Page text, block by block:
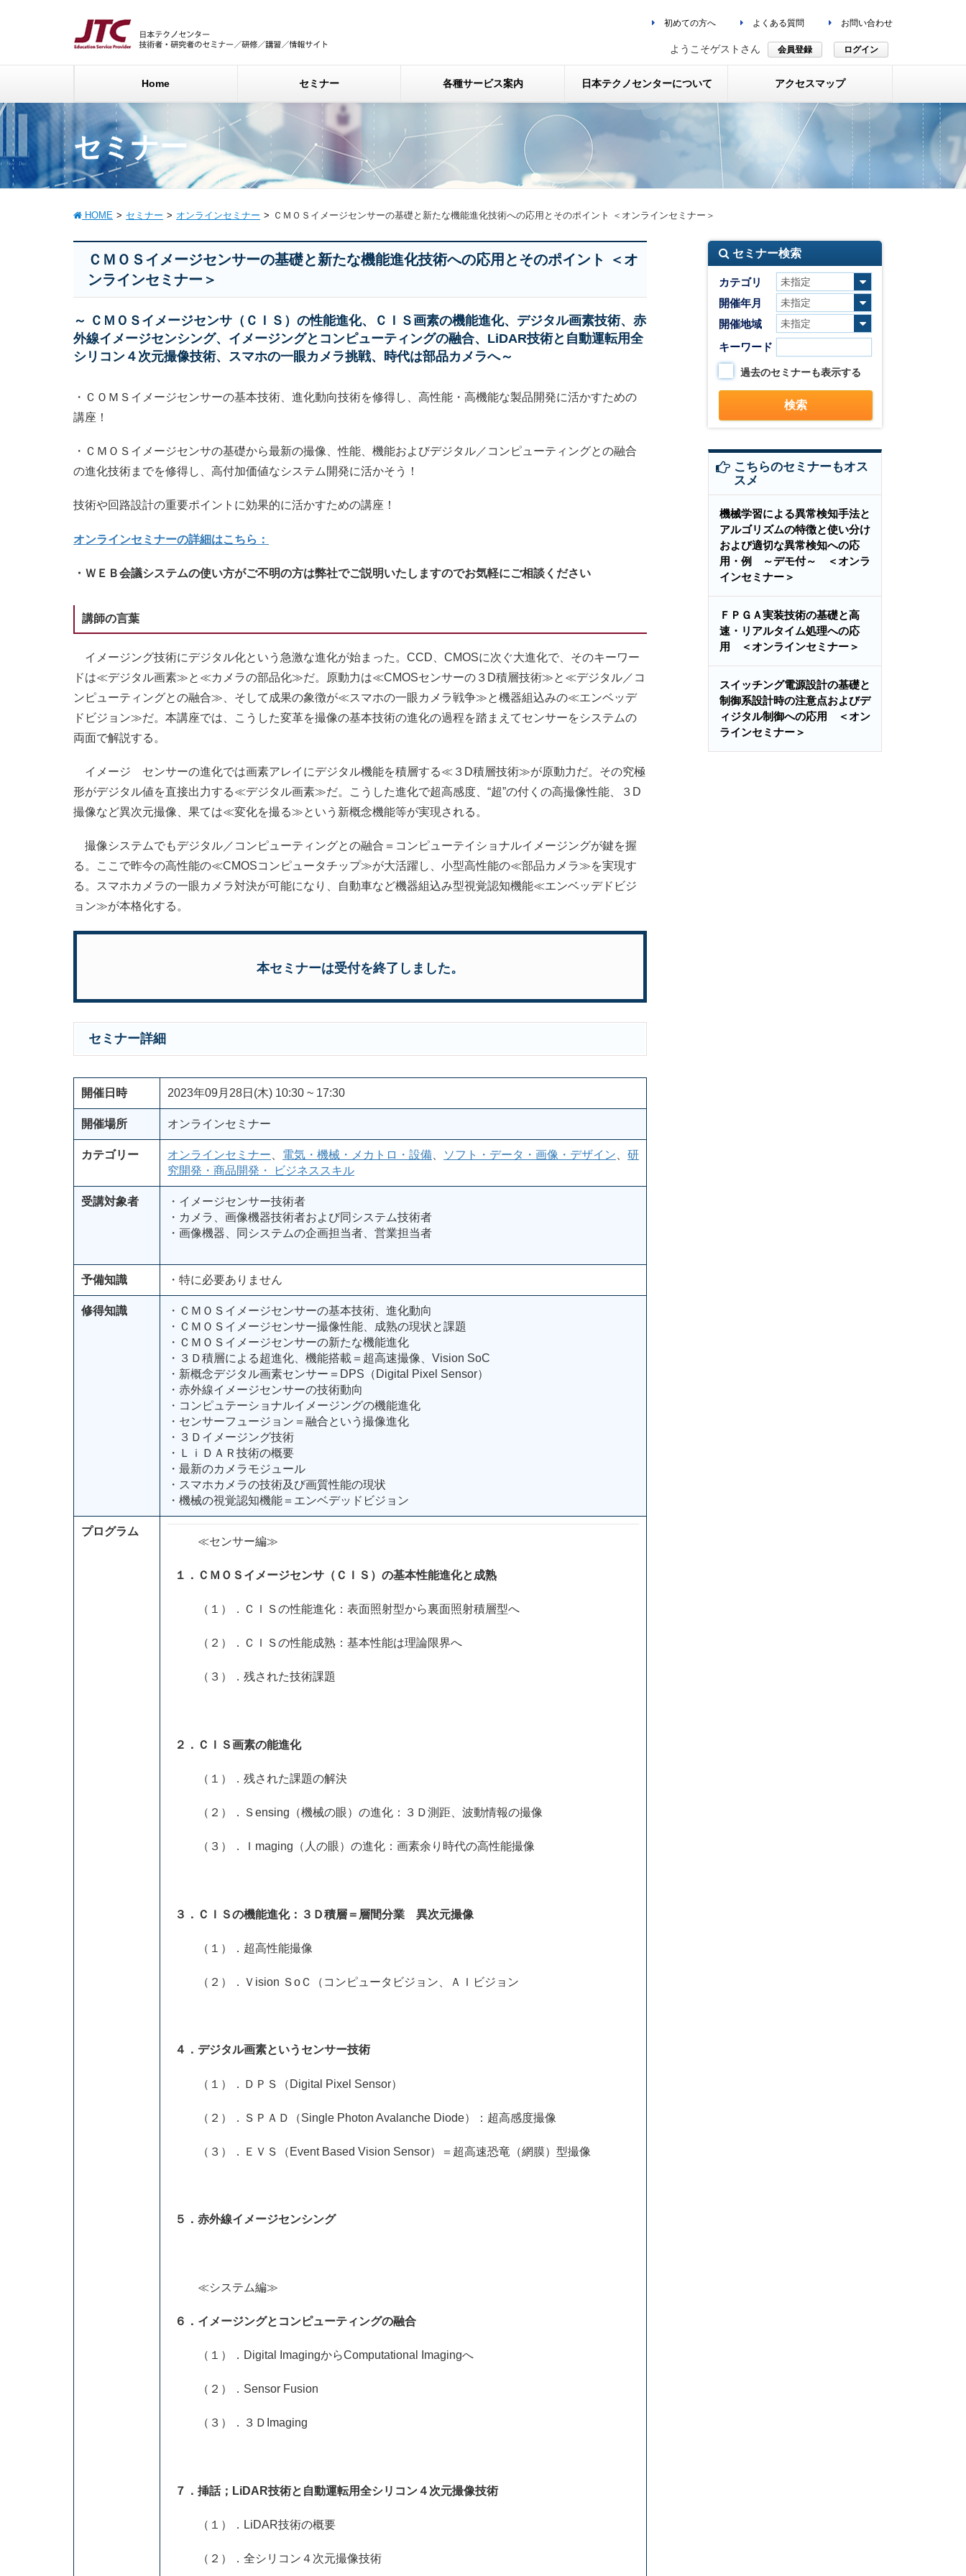
初めての方へ よくある質問 お問い合わせ
ようこそゲストさん 会員登録 ログイン
Home セミナー 各種サービス案内 日本テクノセンターについて アクセスマップ
セミナー
HOME セミナー オンラインセミナー ＣＭＯＳイメージセンサーの基礎と新たな機能進化技術への応用とそのポイント ＜オンラインセミナー＞
ＣＭＯＳイメージセンサーの基礎と新たな機能進化技術への応用とそのポイント ＜オ
ンラインセミナー＞
～ ＣＭＯＳイメージセンサ（ＣＩＳ）の性能進化、ＣＩＳ画素の機能進化、デジタル画素技術、赤
外線イメージセンシング、イメージングとコンピューティングの融合、LiDAR技術と自動運転用全
シリコン４次元撮像技術、スマホの一眼カメラ挑戦、時代は部品カメラへ～
・ＣＯＭＳイメージセンサーの基本技術、進化動向技術を修得し、高性能・高機能な製品開発に活かすための
講座！
・ＣＭＯＳイメージセンサの基礎から最新の撮像、性能、機能およびデジタル／コンピューティングとの融合
の進化技術までを修得し、高付加価値なシステム開発に活かそう！
技術や回路設計の重要ポイントに効果的に活かすための講座！
オンラインセミナーの詳細はこちら：
・ＷＥＢ会議システムの使い方がご不明の方は弊社でご説明いたしますのでお気軽にご相談ください
講師の言葉
イメージング技術にデジタル化という急激な進化が始まった。CCD、CMOSに次ぐ大進化で、そのキーワー
ドは≪デジタル画素≫と≪カメラの部品化≫だ。原動力は≪CMOSセンサーの３D積層技術≫と≪デジタル／コ
ンピューティングとの融合≫、そして成果の象徴が≪スマホの一眼カメラ戦争≫と機器組込みの≪エンベッデ
ドビジョン≫だ。本講座では、こうした変革を撮像の基本技術の進化の過程を踏まえてセンサーをシステムの
両面で解説する。
イメージ センサーの進化では画素アレイにデジタル機能を積層する≪３D積層技術≫が原動力だ。その究極
形がデジタル値を直接出力する≪デジタル画素≫だ。こうした進化で超高感度、“超”の付くの高撮像性能、３D
撮像など異次元撮像、果ては≪変化を撮る≫という新概念機能等が実現される。
撮像システムでもデジタル／コンピューティングとの融合＝コンピューテイショナルイメージングが鍵を握
る。ここで昨今の高性能の≪CMOSコンピュータチップ≫が大活躍し、小型高性能の≪部品カメラ≫を実現す
る。スマホカメラの一眼カメラ対決が可能になり、自動車など機器組込み型視覚認知機能≪エンベッデドビジ
ョン≫が本格化する。
本セミナーは受付を終了しました。
セミナー詳細
開催日時 2023年09月28日(木) 10:30 ~ 17:30
開催場所 オンラインセミナー
カテゴリー オンラインセミナー 電気・機械・メカトロ・設備 ソフト・データ・画像・デザイン
研
究開発・商品開発・ ビジネススキル
受講対象者
・イメージセンサー技術者
・カメラ、画像機器技術者および同システム技術者
・画像機器、同システムの企画担当者、営業担当者
予備知識 ・特に必要ありません
修得知識
・ＣＭＯＳイメージセンサーの基本技術、進化動向
・ＣＭＯＳイメージセンサー撮像性能、成熟の現状と課題
・ＣＭＯＳイメージセンサーの新たな機能進化
・３Ｄ積層による超進化、機能搭載＝超高速撮像、Vision SoC
・新概念デジタル画素センサー＝DPS（Digital Pixel Sensor）
・赤外線イメージセンサーの技術動向
・コンピュテーショナルイメージングの機能進化
・センサーフュージョン＝融合という撮像進化
・３Ｄイメージング技術
・ＬｉＤＡＲ技術の概要
・最新のカメラモジュール
・スマホカメラの技術及び画質性能の現状
・機械の視覚認知機能＝エンベデッドビジョン
プログラム
≪センサー編≫
１．ＣＭＯＳイメージセンサ（ＣＩＳ）の基本性能進化と成熟
（１）．ＣＩＳの性能進化：表面照射型から裏面照射積層型へ
（２）．ＣＩＳの性能成熟：基本性能は理論限界へ
（３）．残された技術課題
２．ＣＩＳ画素の能進化
（１）．残された課題の解決
（２）．Ｓensing（機械の眼）の進化：３Ｄ測距、波動情報の撮像
（３）．Ｉmaging（人の眼）の進化：画素余り時代の高性能撮像
３．ＣＩＳの機能進化：３Ｄ積層＝層間分業 異次元撮像
（１）．超高性能撮像
（２）．Ｖision ＳoＣ（コンピュータビジョン、ＡＩビジョン
４．デジタル画素というセンサー技術
（１）．ＤＰＳ（Digital Pixel Sensor）
（２）．ＳＰＡＤ（Single Photon Avalanche Diode）：超高感度撮像
（３）．ＥＶＳ（Event Based Vision Sensor）＝超高速恐竜（網膜）型撮像
５．赤外線イメージセンシング
≪システム編≫
６．イメージングとコンピューティングの融合
（１）．Digital ImagingからComputational Imagingへ
（２）．Sensor Fusion
（３）．３ＤImaging
７．挿話；LiDAR技術と自動運転用全シリコン４次元撮像技術
（１）．LiDAR技術の概要
（２）．全シリコン４次元撮像技術
セミナー検索
カテゴリ
開催年月
開催地域
キーワード
過去のセミナーも表示する
こちらのセミナーもオス
スメ
機械学習による異常検知手法と
アルゴリズムの特徴と使い分け
および適切な異常検知への応
用・例 ～デモ付～ ＜オンラ
インセミナー＞
ＦＰＧＡ実装技術の基礎と高
速・リアルタイム処理への応
用 ＜オンラインセミナー＞
スイッチング電源設計の基礎と
制御系設計時の注意点およびデ
ィジタル制御への応用 ＜オン
ラインセミナー＞